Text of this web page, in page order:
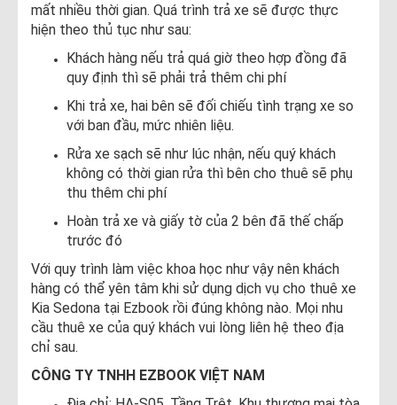
mất nhiều thời gian. Quá trình trả xe sẽ được thực
hiện theo thủ tục như sau:
Khách hàng nếu trả quá giờ theo hợp đồng đã
quy định thì sẽ phải trả thêm chi phí
Khi trả xe, hai bên sẽ đối chiếu tình trạng xe so
với ban đầu, mức nhiên liệu.
Rửa xe sạch sẽ như lúc nhận, nếu quý khách
không có thời gian rửa thì bên cho thuê sẽ phụ
thu thêm chi phí
Hoàn trả xe và giấy tờ của 2 bên đã thế chấp
trước đó
Với quy trình làm việc khoa học như vậy nên khách
hàng có thể yên tâm khi sử dụng dịch vụ cho thuê xe
Kia Sedona tại Ezbook rồi đúng không nào. Mọi nhu
cầu thuê xe của quý khách vui lòng liên hệ theo địa
chỉ sau.
CÔNG TY TNHH EZBOOK VIỆT NAM